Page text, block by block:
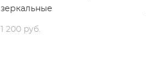
зеркальные
1 200 pуб.